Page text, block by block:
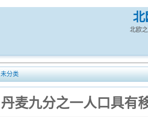
北
北欧
未分类
丹麦九分之一人口具有